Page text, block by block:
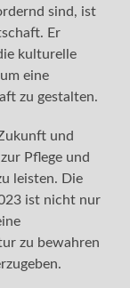
sind, ist
Er
kulturelle
eine
zu gestalten.
und
Pflege und
leisten. Die
ist nicht nur
zu bewahren